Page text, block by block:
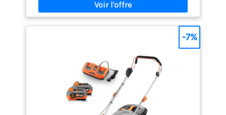
Power X-Change étant compatibles avec l’ensemble
des produits de cette gamme, la puissante batterie
4,0 Ah peut elle aussi être utilisée pour d’autres
appareils Power X-Change Trois LEDs indiquent en
un chargeur Power X-Change qui permet de charger
toutes les batteries de cette gamme Cette
tondeuse sans fil est entraînée par un moteur
électrique sans charbon Brushless Einhell qui se
distingue par une durée de vie et de
fonctionnement plus longue que les moteurs à
-7%